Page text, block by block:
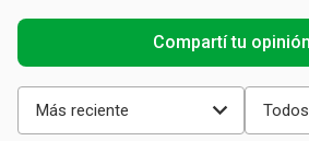
Más reciente Todos